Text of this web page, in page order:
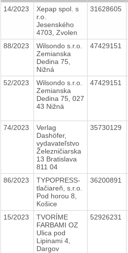
14/2023
Xepap spol. s
r.o.
Jesenského
4703, Zvolen
31628605
88/2023
Wilsondo s.r.o.
Zemianska
Dedina 75,
Nižná
47429151
52/2023
Wilsondo s.r.o.
Zemianska
Dedina 75, 027
43 Nižná
47429151
74/2023
Verlag
Dashöfer,
vydavateľstvo
Železničiarska
13 Bratislava
811 04
35730129
86/2023
TYPOPRESS-
tlačiareň, s.r.o.
Pod horou 8,
Košice
36200891
15/2023
TVORÍME
FARBAMI OZ
Ulica pod
Lipinami 4,
Dargov
52926231